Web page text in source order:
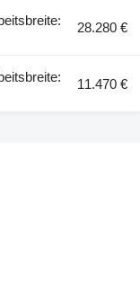
28.280 €
11.470 €